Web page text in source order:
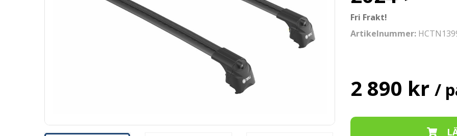
Fri Frakt!
Artikelnummer:
2 890 kr /